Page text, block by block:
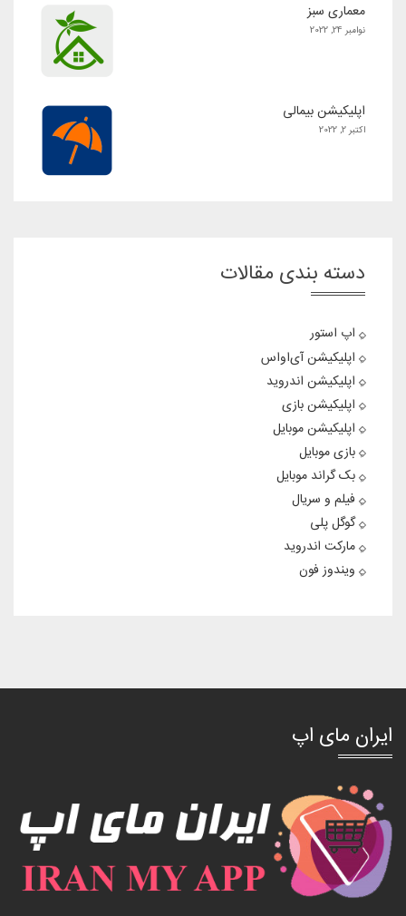
معماری سبز
نوامبر 24, 2022
اپلیکیشن بیمالی
اکتبر 2, 2022
دسته بندی مقالات
اپ استور
اپلیکیشن آی‌او‌اس
اپلیکیشن اندروید
اپلیکیشن بازی
اپلیکیشن موبایل
بازی موبایل
بک گراند موبایل
فیلم و سریال
گوگل پلی
مارکت اندروید
ویندوز فون
ایران مای اپ